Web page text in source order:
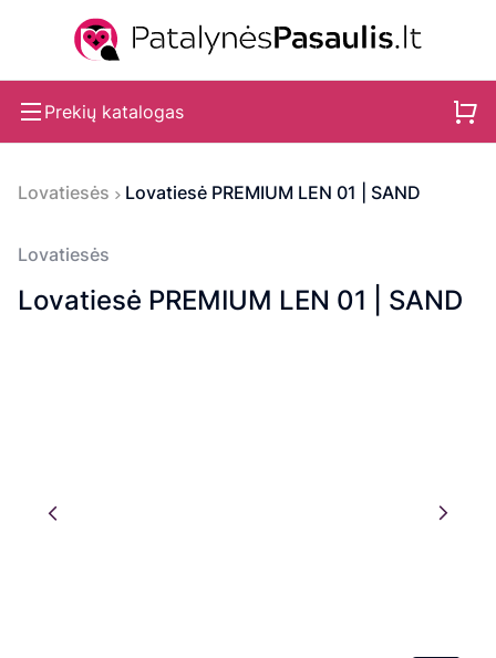
Prekių katalogas
Lovatiesės Lovatiesė PREMIUM LEN 01 | SAND
Lovatiesės
Lovatiesė PREMIUM LEN 01 | SAND